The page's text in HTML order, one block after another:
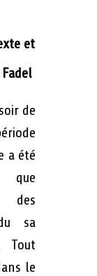
et
de
a été
que
des
sa
Tout
le